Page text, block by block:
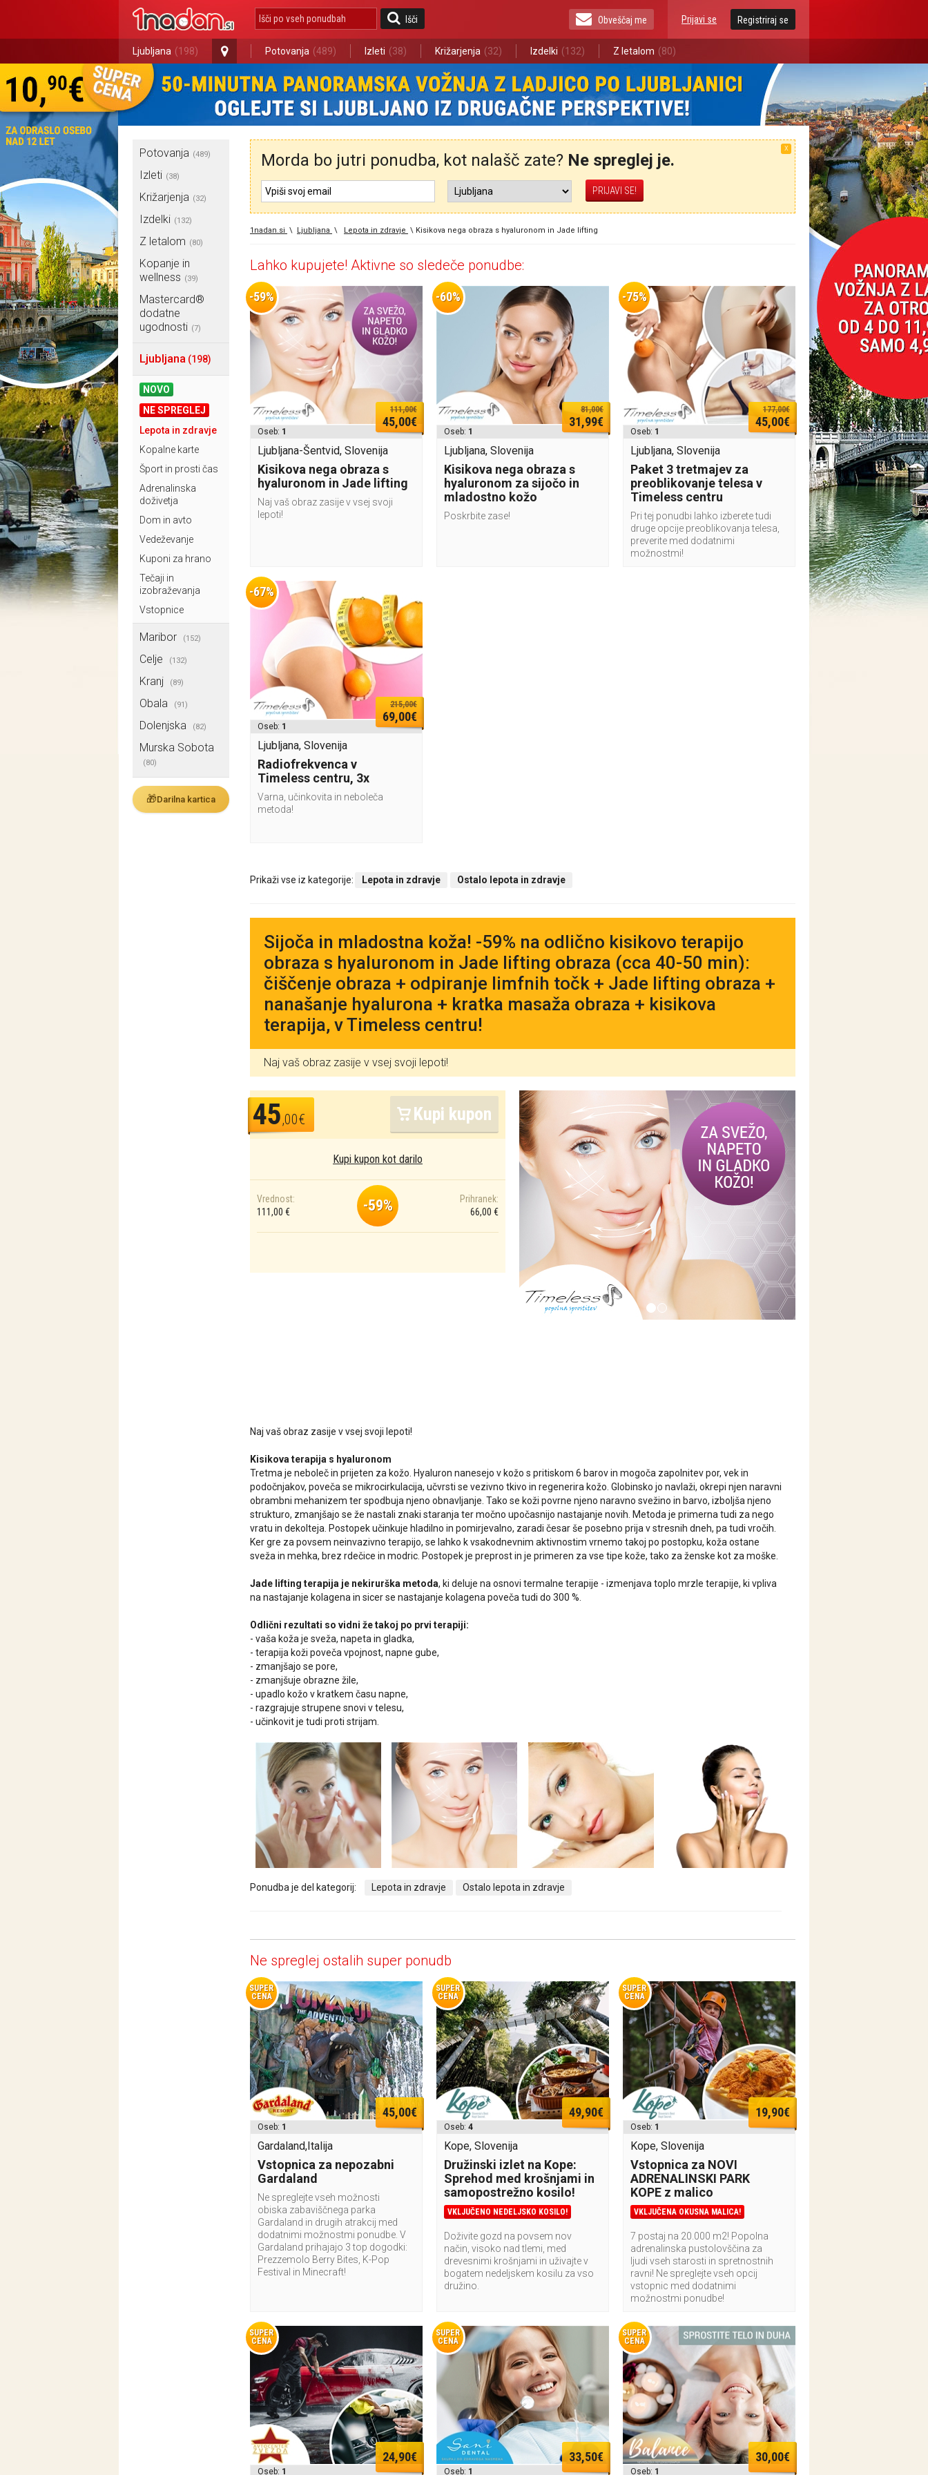
Išči Prijavi se Registriraj se
Obveščaj me
Ljubljana (198) Potovanja (489) Izleti (38) Križarjenja (32) Izdelki (132) Z letalom (80)
Potovanja (489)
Izleti (38)
Križarjenja (32)
Izdelki (132)
Z letalom (80)
Kopanje in
wellness (39)
Mastercard®
dodatne
ugodnosti (7)
Ljubljana (198)
NOVO
NE SPREGLEJ
Lepota in zdravje
Kopalne karte
Šport in prosti čas
Adrenalinska
doživetja
Dom in avto
Vedeževanje
Kuponi za hrano
Tečaji in
izobraževanja
Vstopnice
Maribor (152)
Celje (132)
Kranj (89)
Obala (91)
Dolenjska (82)
Murska Sobota
(80)
🎁Darilna kartica
X
Morda bo jutri ponudba, kot nalašč zate? Ne spreglej je.
1nadan.si \ Ljubljana \ Lepota in zdravje \ Kisikova nega obraza s hyaluronom in Jade lifting
Lahko kupujete! Aktivne so sledeče ponudbe:
-59%
111,00€
45,00€
Oseb: 1
Ljubljana-Šentvid, Slovenija
Kisikova nega obraza s
hyaluronom in Jade lifting
Naj vaš obraz zasije v vsej svoji
lepoti!
-60%
81,00€
31,99€
Oseb: 1
Ljubljana, Slovenija
Kisikova nega obraza s
hyaluronom za sijočo in
mladostno kožo
Poskrbite zase!
-75%
177,00€
45,00€
Oseb: 1
Ljubljana, Slovenija
Paket 3 tretmajev za
preoblikovanje telesa v
Timeless centru
Pri tej ponudbi lahko izberete tudi
druge opcije preoblikovanja telesa,
preverite med dodatnimi
možnostmi!
-67%
215,00€
69,00€
Oseb: 1
Ljubljana, Slovenija
Radiofrekvenca v
Timeless centru, 3x
Varna, učinkovita in neboleča
metoda!
Prikaži vse iz kategorije: Lepota in zdravje Ostalo lepota in zdravje
Sijoča in mladostna koža! -59% na odlično kisikovo terapijo
obraza s hyaluronom in Jade lifting obraza (cca 40-50 min):
čiščenje obraza + odpiranje limfnih točk + Jade lifting obraza +
nanašanje hyalurona + kratka masaža obraza + kisikova
terapija, v Timeless centru!
Naj vaš obraz zasije v vsej svoji lepoti!
45,00€ Kupi kupon
Kupi kupon kot darilo
Vrednost:
111,00 €
-59%
Prihranek:
66,00 €
Naj vaš obraz zasije v vsej svoji lepoti!
Kisikova terapija s hyaluronom
Tretma je neboleč in prijeten za kožo. Hyaluron nanesejo v kožo s pritiskom 6 barov in mogoča zapolnitev por, vek in
podočnjakov, poveča se mikrocirkulacija, učvrsti se vezivno tkivo in regenerira kožo. Globinsko jo navlaži, okrepi njen naravni
obrambni mehanizem ter spodbuja njeno obnavljanje. Tako se koži povrne njeno naravno svežino in barvo, izboljša njeno
strukturo, zmanjšajo se že nastali znaki staranja ter močno upočasnijo nastajanje novih. Metoda je primerna tudi za nego
vratu in dekolteja. Postopek učinkuje hladilno in pomirjevalno, zaradi česar še posebno prija v stresnih dneh, pa tudi vročih.
Ker gre za povsem neinvazivno terapijo, se lahko k vsakodnevnim aktivnostim vrnemo takoj po postopku, koža ostane
sveža in mehka, brez rdečice in modric. Postopek je preprost in je primeren za vse tipe kože, tako za ženske kot za moške.
Jade lifting terapija je nekirurška metoda, ki deluje na osnovi termalne terapije - izmenjava toplo mrzle terapije, ki vpliva
na nastajanje kolagena in sicer se nastajanje kolagena poveča tudi do 300 %.
Odlični rezultati so vidni že takoj po prvi terapiji:
- vaša koža je sveža, napeta in gladka,
- terapija koži poveča vpojnost, napne gube,
- zmanjšajo se pore,
- zmanjšuje obrazne žile,
- upadlo kožo v kratkem času napne,
- razgrajuje strupene snovi v telesu,
- učinkovit je tudi proti strijam.
Ponudba je del kategorij: Lepota in zdravje Ostalo lepota in zdravje
Ne spreglej ostalih super ponudb
SUPER
CENA
45,00€
Oseb: 1
Gardaland,Italija
Vstopnica za nepozabni
Gardaland
Ne spreglejte vseh možnosti
obiska zabaviščnega parka
Gardaland in drugih atrakcij med
dodatnimi možnostmi ponudbe. V
Gardaland prihajajo 3 top dogodki:
Prezzemolo Berry Bites, K-Pop
Festival in Minecraft!
SUPER
CENA
49,90€
Oseb: 4
Kope, Slovenija
Družinski izlet na Kope:
Sprehod med krošnjami in
samopostrežno kosilo!
VKLJUČENO NEDELJSKO KOSILO!
Doživite gozd na povsem nov
način, visoko nad tlemi, med
drevesnimi krošnjami in uživajte v
bogatem nedeljskem kosilu za vso
družino.
SUPER
CENA
19,90€
Oseb: 1
Kope, Slovenija
Vstopnica za NOVI
ADRENALINSKI PARK
KOPE z malico
VKLJUČENA OKUSNA MALICA!
7 postaj na 20.000 m2! Popolna
adrenalinska pustolovščina za
ljudi vseh starosti in spretnostnih
ravni! Ne spreglejte vseh opcij
vstopnic med dodatnimi
možnostmi ponudbe!
SUPER
CENA
24,90€
Oseb: 1
SUPER
CENA
33,50€
Oseb: 1
SUPER
CENA
30,00€
Oseb: 1